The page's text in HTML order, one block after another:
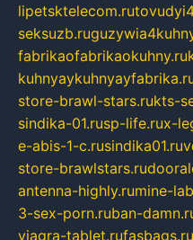
lipetsktelecom.ru
seksuzb.ru
fabrikaofabrikaokuhny.ru
store-brawl-stars.rukts-
sindika-01.rusp-life.rux-
e-abis-1-c.rusindika01.ru
store-brawlstars.ru
antenna-highly.rumine-
3-sex-porn.ruban-
viagra-tablet.rufasbags.ru